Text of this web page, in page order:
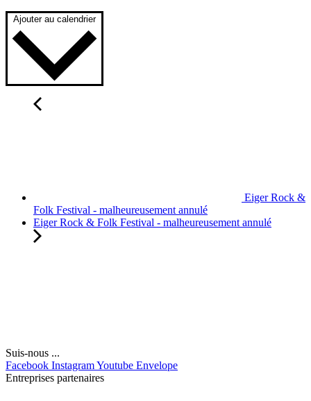
Ajouter au calendrier
Eiger Rock &
Folk Festival - malheureusement annulé
Eiger Rock & Folk Festival - malheureusement annulé
Suis-nous ...
Facebook InstagramYoutube Envelope
Entreprises partenaires